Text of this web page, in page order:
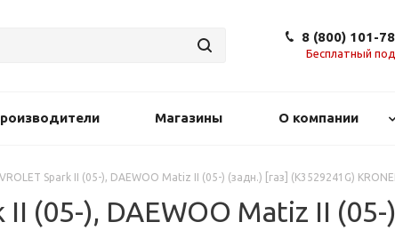
8 (800) 101-
Бесплатный
Магазины О компании
Spark II (05-), DAEWOO Matiz II (05-) (задн.) [газ] (K3529241G)
(05-), DAEWOO Matiz II (05-